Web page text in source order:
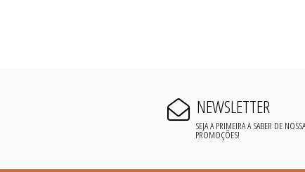
NEWSLETTER
SEJA A PRIMEIRA A SABER DE
PROMOÇÕES!